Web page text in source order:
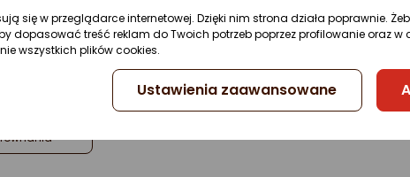
się w przeglądarce internetowej. Dzięki nim strona działa poprawnie.
dopasować treść reklam do Twoich potrzeb poprzez profilowanie oraz
wszystkich plików cookies.
Ustawienia zaawansowane